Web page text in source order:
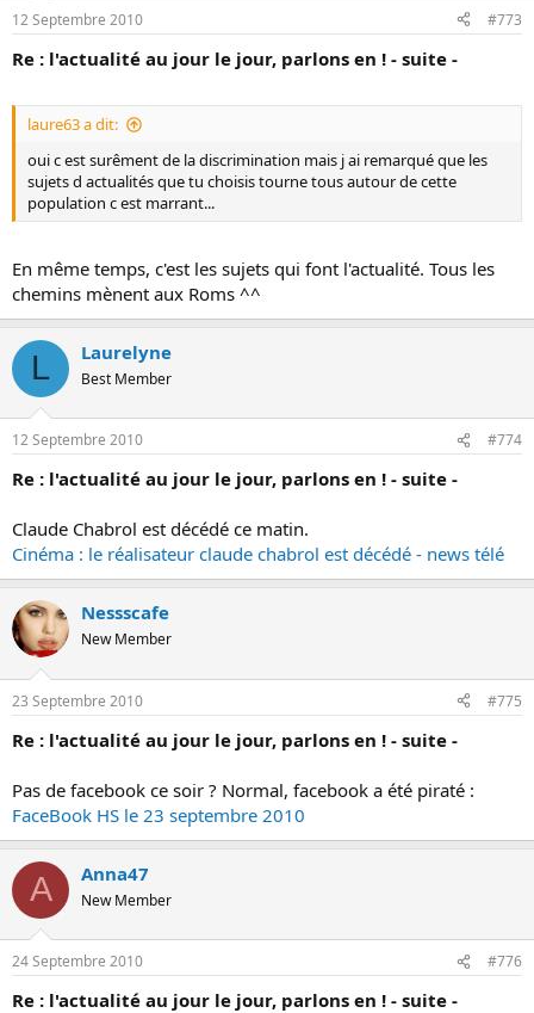
12 Septembre 2010 #773
Re : l'actualité au jour le jour, parlons en ! - suite -
laure63 a dit:
oui c est surêment de la discrimination mais j ai remarqué que les
sujets d actualités que tu choisis tourne tous autour de cette
population c est marrant...
En même temps, c'est les sujets qui font l'actualité. Tous les
chemins mènent aux Roms ^^
L Laurelyne
Best Member
12 Septembre 2010 #774
Re : l'actualité au jour le jour, parlons en ! - suite -
Claude Chabrol est décédé ce matin.
Cinéma : le réalisateur claude chabrol est décédé - news télé
Nessscafe
New Member
23 Septembre 2010 #775
Re : l'actualité au jour le jour, parlons en ! - suite -
Pas de facebook ce soir ? Normal, facebook a été piraté :
FaceBook HS le 23 septembre 2010
A Anna47
New Member
24 Septembre 2010 #776
Re : l'actualité au jour le jour, parlons en ! - suite -